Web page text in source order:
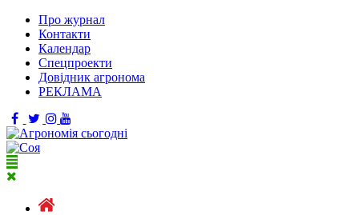
Про журнал
Контакти
Календар
Спецпроекти
Довідник агронома
РЕКЛАМА